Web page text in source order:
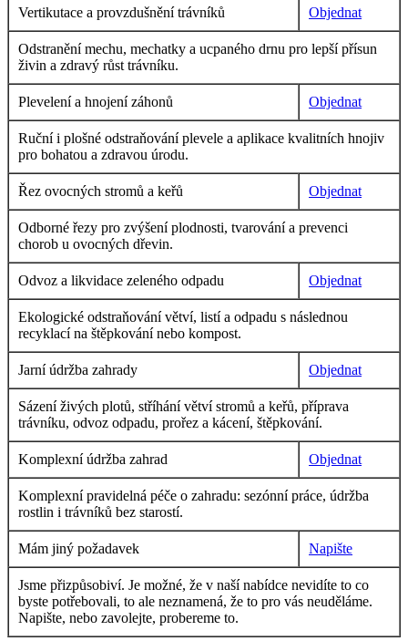
Vertikutace a provzdušnění trávníků Objednat
Odstranění mechu, mechatky a ucpaného drnu pro lepší přísun
živin a zdravý růst trávníku.
Plevelení a hnojení záhonů Objednat
Ruční i plošné odstraňování plevele a aplikace kvalitních hnojiv
pro bohatou a zdravou úrodu.
Řez ovocných stromů a keřů Objednat
Odborné řezy pro zvýšení plodnosti, tvarování a prevenci
chorob u ovocných dřevin.
Odvoz a likvidace zeleného odpadu Objednat
Ekologické odstraňování větví, listí a odpadu s následnou
recyklací na štěpkování nebo kompost.
Jarní údržba zahrady Objednat
Sázení živých plotů, stříhání větví stromů a keřů, příprava
trávníku, odvoz odpadu, prořez a kácení, štěpkování.
Komplexní údržba zahrad Objednat
Komplexní pravidelná péče o zahradu: sezónní práce, údržba
rostlin i trávníků bez starostí.
Mám jiný požadavek Napište
Jsme přizpůsobiví. Je možné, že v naší nabídce nevidíte to co
byste potřebovali, to ale neznamená, že to pro vás neuděláme.
Napište, nebo zavolejte, probereme to.